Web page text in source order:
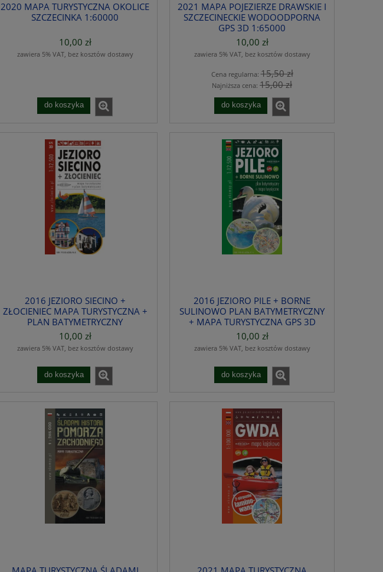
2020 MAPA TURYSTYCZNA OKOLICE
SZCZECINKA 1:60000
10,00 zł
zawiera 5% VAT, bez kosztów dostawy
do koszyka
2021 MAPA POJEZIERZE DRAWSKIE I
SZCZECINECKIE WODOODPORNA
GPS 3D 1:65000
10,00 zł
zawiera 5% VAT, bez kosztów dostawy
Cena regularna:15,50 zł
Najniższa cena: 15,00 zł
do koszyka
2016 JEZIORO SIECINO +
ZŁOCIENIEC MAPA TURYSTYCZNA +
PLAN BATYMETRYCZNY
10,00 zł
zawiera 5% VAT, bez kosztów dostawy
do koszyka
2016 JEZIORO PILE + BORNE
SULINOWO PLAN BATYMETRYCZNY
+ MAPA TURYSTYCZNA GPS 3D
10,00 zł
zawiera 5% VAT, bez kosztów dostawy
do koszyka